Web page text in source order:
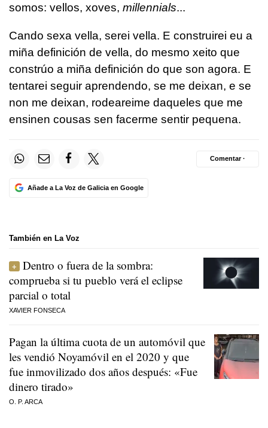
somos: vellos, xoves, millennials...
Cando sexa vella, serei vella. E construirei eu a
miña definición de vella, do mesmo xeito que
constrúo a miña definición do que son agora. E
tentarei seguir aprendendo, se me deixan, e se
non me deixan, rodeareime daqueles que me
ensinen cousas sen facerme sentir pequena.
Añade a La Voz de Galicia en Google
Comentar ·
También en La Voz
Dentro o fuera de la sombra:
comprueba si tu pueblo verá el eclipse
parcial o total
XAVIER FONSECA
Pagan la última cuota de un automóvil que
les vendió Noyamóvil en el 2020 y que
fue inmovilizado dos años después: «Fue
dinero tirado»
O. P. ARCA